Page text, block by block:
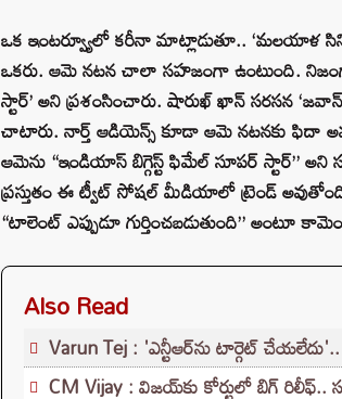
ఒక ఇంటర్వ్యూలో కరీనా మాట్లాడుతూ.. ‘మలయాళ
ఒకరు. ఆమె నటన చాలా సహజంగా ఉంటుంది.
స్టార్’ అని ప్రశంసించారు. షారుఖ్ ఖాన్ సరసన
చాటారు. నార్త్ ఆడియెన్స్ కూడా ఆమె నటనకు ఫిదా
ఆమెను “ఇండియాస్ బిగ్గెస్ట్ ఫిమేల్ సూపర్ స్టార్”
ప్రస్తుతం ఈ ట్వీట్ సోషల్ మీడియాలో ట్రెండ్
“టాలెంట్ ఎప్పుడూ గుర్తించబడుతుంది” అంటూ
Also Read
Varun Tej : 'ఎన్టీఆర్‌ను టార్గెట్
CM Vijay : విజయ్‌కు కోర్టులో బిగ్ రిలీఫ్..